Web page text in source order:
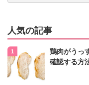
人気の記事
鶏肉がうっ
確認する方